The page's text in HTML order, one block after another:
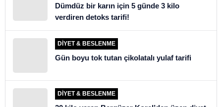
Dümdüz bir karın için 5 günde 3 kilo
verdiren detoks tarifi!
DIYET & BESLENME
Gün boyu tok tutan çikolatalı yulaf tarifi
DIYET & BESLENME